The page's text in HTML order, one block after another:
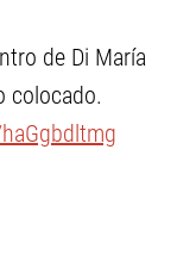
de Di María
colocado.